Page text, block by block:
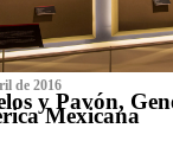
de 2016
y Pavón,
Mexicana